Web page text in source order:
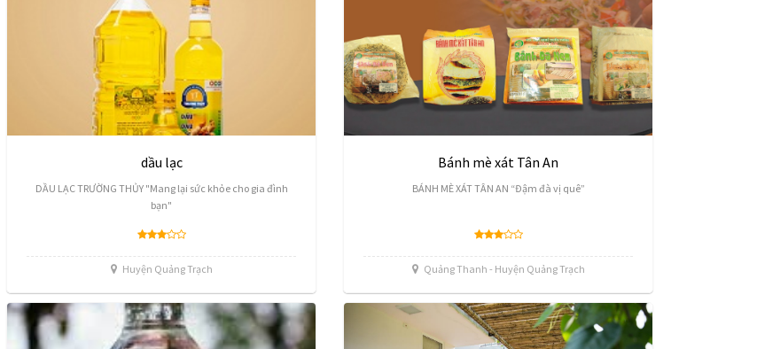
dầu lạc
DẦU LẠC TRƯỜNG THỦY "Mang lại sức khỏe cho gia đình
bạn"
Huyện Quảng Trạch
Bánh mè xát Tân An
BÁNH MÈ XÁT TÂN AN “Đậm đà vị quê”
Quảng Thanh - Huyện Quảng Trạch